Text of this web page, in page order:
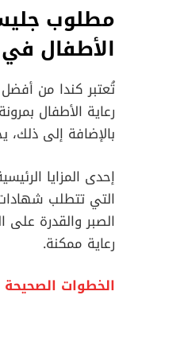
مطلوب
الأطفال
تُعتبر كندا من
رعاية الأطفال
بالإضافة إلى
إحدى المزايا
التي تتطلب
الصبر والقدرة على
رعاية ممكنة.
الخطوات